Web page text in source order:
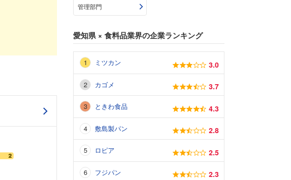
管理部門
愛知県× 食料品業界の企業ランキング
ミツカン 3.0
カゴメ 3.7
ときわ食品 4.3
敷島製パン 2.8
ロピア 2.5
フジパン 2.3